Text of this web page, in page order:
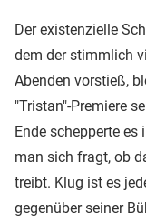
Der existenzielle
dem der stimmlich
Abenden vorstieß,
"Tristan"-Premiere
Ende schepperte
man sich fragt, ob
treibt. Klug ist es
gegenüber seiner